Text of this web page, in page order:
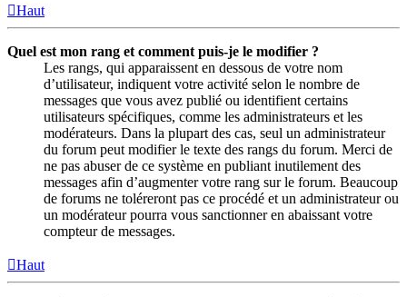
Haut
Quel est mon rang et comment puis-je le modifier ?
Les rangs, qui apparaissent en dessous de votre nom
d’utilisateur, indiquent votre activité selon le nombre de
messages que vous avez publié ou identifient certains
utilisateurs spécifiques, comme les administrateurs et les
modérateurs. Dans la plupart des cas, seul un administrateur
du forum peut modifier le texte des rangs du forum. Merci de
ne pas abuser de ce système en publiant inutilement des
messages afin d’augmenter votre rang sur le forum. Beaucoup
de forums ne toléreront pas ce procédé et un administrateur ou
un modérateur pourra vous sanctionner en abaissant votre
compteur de messages.
Haut